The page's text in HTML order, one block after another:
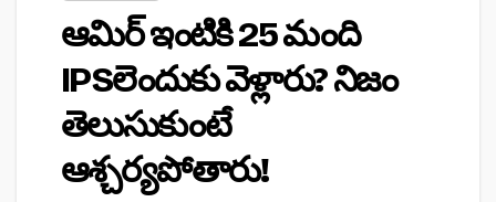
ఆమిర్ ఇంటికి 25 మంది
IPSలెందుకు వెళ్లారు? నిజం
తెలుసుకుంటే
ఆశ్చర్యపోతారు!